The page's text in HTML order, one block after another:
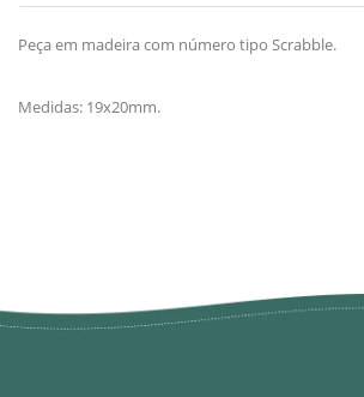
Peça em madeira com número tipo Scrabble.
Medidas: 19x20mm.